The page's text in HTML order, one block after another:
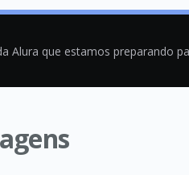
Alura que estamos preparando